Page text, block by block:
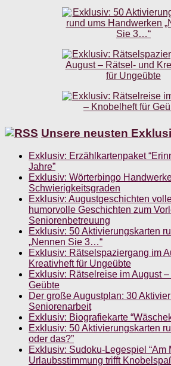
Unsere neusten
Exklusiv: Erzählkartenpaket
Jahre”
Exklusiv: Wörterbingo
Schwierigkeitsgraden
Exklusiv: Augustgeschichten
humorvolle Geschichten zum
Seniorenbetreuung
Exklusiv: 50 Aktivierungskarten
„Nennen Sie 3…“
Exklusiv: Rätselspaziergang im
Kreativheft für Ungeübte
Exklusiv: Rätselreise im August
Geübte
Der große Augustplan: 30
Seniorenarbeit
Exklusiv: Biografiekarte
Exklusiv: 50 Aktivierungskarten
oder das?”
Exklusiv: Sudoku-Legespiel “Am
Urlaubsstimmung trifft